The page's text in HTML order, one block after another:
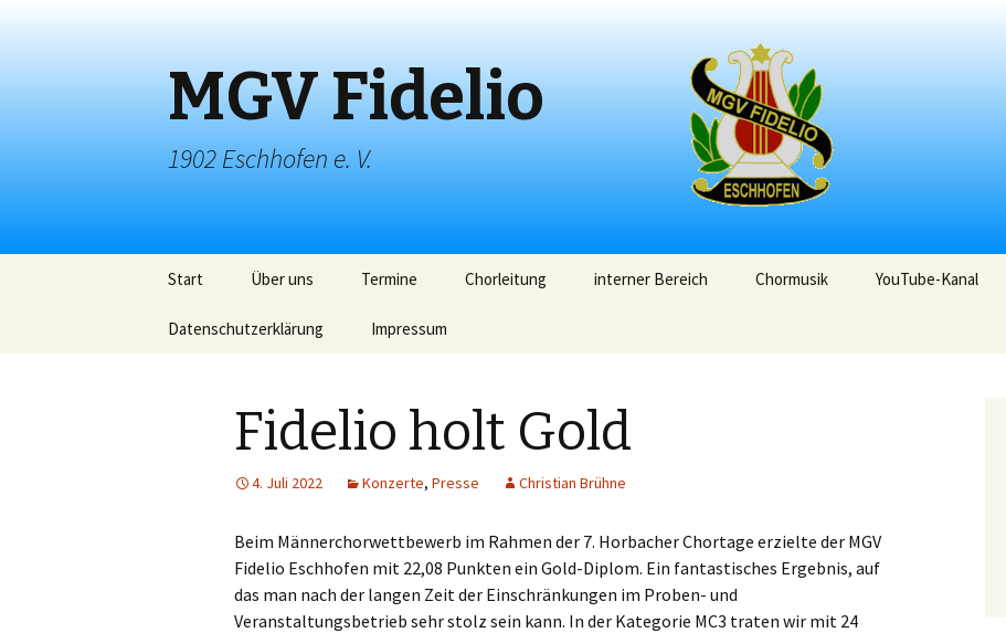
MGV Fidelio
1902 Eschhofen e. V.
Inhalt
Start Über uns Termine Chorleitung interner Bereich Chormusik YouTube-Kanal
Datenschutzerklärung Impressum
Fidelio holt Gold
4. Juli 2022 Konzerte, Presse Christian Brühne
Beim Männerchorwettbewerb im Rahmen der 7. Horbacher Chortage erzielte der MGV
Fidelio Eschhofen mit 22,08 Punkten ein Gold-Diplom. Ein fantastisches Ergebnis, auf
das man nach der langen Zeit der Einschränkungen im Proben- und
Veranstaltungsbetrieb sehr stolz sein kann. In der Kategorie MC3 traten wir mit 24